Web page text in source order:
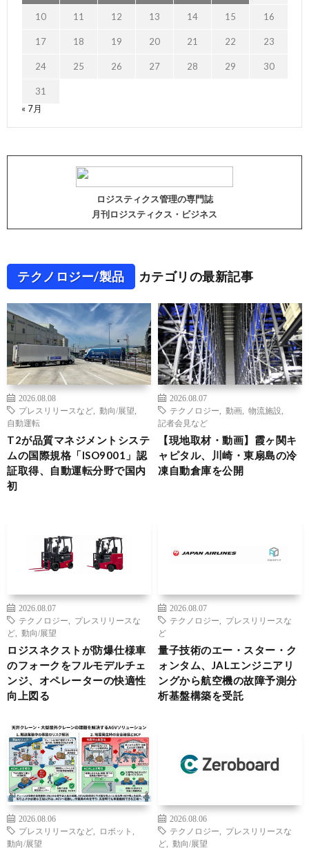
10 11 12 13 14 15 16
17 18 19 20 21 22 23
24 25 26 27 28 29 30
31
« 7月
ロジスティクス管理の専門誌
月刊ロジスティクス・ビジネス
テクノロジー/製品 カテゴリの最新記事
2026.08.08
プレスリリースなど
動向/展望
自動運転
T2が品質マネジメントシステ
ムの国際規格「ISO9001」認
証取得、自動運転分野で国内
初
2026.08.07
テクノロジー
動画 物流施設
記者会見など
【現地取材・動画】霞ヶ関キ
ャピタル、川崎・東扇島の冷
凍自動倉庫を公開
2026.08.07
テクノロジー
プレスリリースな
ど
動向/展望
ロジスネクストが防爆仕様車
のフォークをフルモデルチェ
ンジ、オペレーターの快適性
向上図る
2026.08.07
テクノロジー
プレスリリースな
ど
量子技術のエー・スター・ク
ォンタム、JALエンジニアリ
ングから航空機の故障予測分
析基盤構築を受託
2026.08.06
プレスリリースなど
ロボット
動向/展望
2026.08.06
テクノロジー
プレスリリースな
ど
動向/展望